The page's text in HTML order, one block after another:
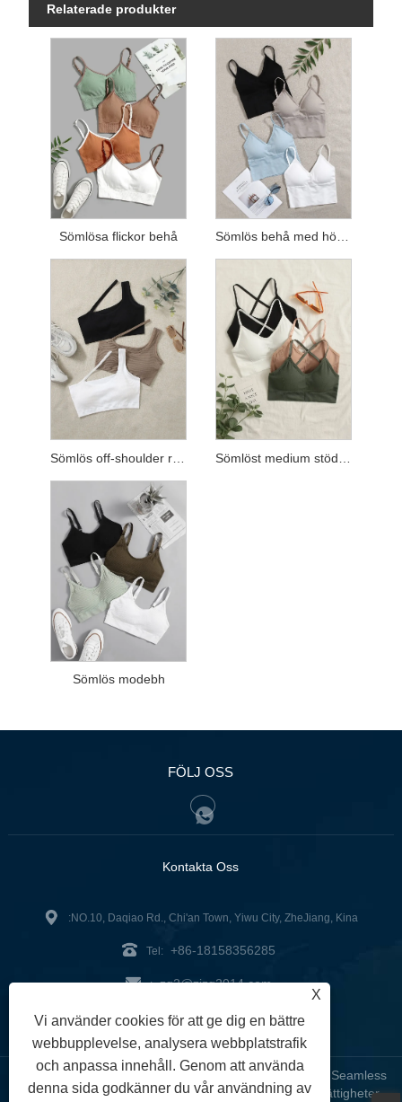
Relaterade produkter
Sömlösa flickor behå Sömlös behå med hög midja
Sömlös off-shoulder rib bh
Sömlös modebh
FÖLJ OSS
Kontakta Oss
:NO.10, Daqiao Rd., Chi'an Town, Yiwu City, ZheJiang, Kina
Tel: +86-18158356285
: zg2@zjzg2014.com
Fax: +86-579-89979099
Copyright © 2024 ZheJiangZhuoGu Clothing Co., Ltd. - Seamless
Yoga Wear, Seamless BH, Seamless Leggings - Alla rättigheter
X
Vi använder cookies för att ge dig en bättre
webbupplevelse, analysera webbplatstrafik
och anpassa innehåll. Genom att använda
denna sida godkänner du vår användning av